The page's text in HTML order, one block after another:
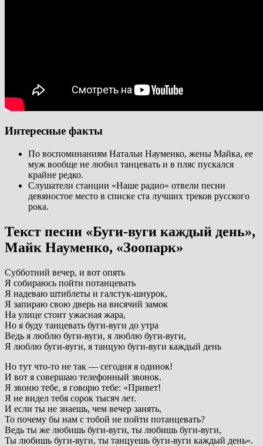
Интересные факты
По воспоминаниям Натальи Науменко, жены Майка, ее
муж вообще не любил танцевать и в пляс пускался
крайне редко.
Слушатели станции «Наше радио» отвели песни
девяностое место в списке ста лучших треков русского
рока.
Текст песни «Буги-вуги каждый день»,
Майк Науменко, «Зоопарк»
Субботний вечер, и вот опять
Я собираюсь пойти потанцевать
Я надеваю штиблеты и галстук-шнурок,
Я запираю свою дверь на висячий замок
На улице стоит ужасная жара,
Но я буду танцевать буги-вуги до утра
Ведь я люблю буги-вуги, я люблю буги-вуги,
Я люблю буги-вуги, я танцую буги-вуги каждый день
Но тут что-то не так — сегодня я одинок!
И вот я совершаю телефонный звонок.
Я звоню тебе, я говорю тебе: «Привет!
Я не видел тебя сорок тысяч лет.
И если ты не знаешь, чем вечер занять,
То почему бы нам с тобой не пойти потанцевать?
Ведь ты же любишь буги-вуги, ты любишь буги-вуги,
Ты любишь буги-вуги, ты танцуешь буги-вуги каждый день».